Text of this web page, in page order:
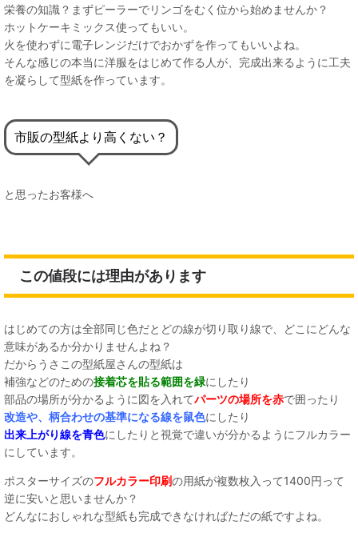
栄養の知識？まずピーラーでリンゴをむく位から始めませんか？
ホットケーキミックス使ってもいい。
火を使わずに電子レンジだけでおかずを作ってもいいよね。
そんな感じの本当に洋服をはじめて作る人が、完成出来るように工夫
を凝らして型紙を作っています。
市販の型紙より高くない？
と思ったお客様へ
この値段には理由があります
はじめての方は全部同じ色だとどの線が切り取り線で、どこにどんな
意味があるか分かりませんよね？
だからうさこの型紙屋さんの型紙は
補強などのための接着芯を貼る範囲を緑にしたり
部品の場所が分かるように図を入れてパーツの場所を赤で囲ったり
改造や、柄合わせの基準になる線を鼠色にしたり
出来上がり線を青色にしたりと視覚で違いが分かるようにフルカラー
にしています。
ポスターサイズのフルカラー印刷の用紙が複数枚入って1400円って
逆に安いと思いませんか？
どんなにおしゃれな型紙も完成できなければただの紙ですよね。